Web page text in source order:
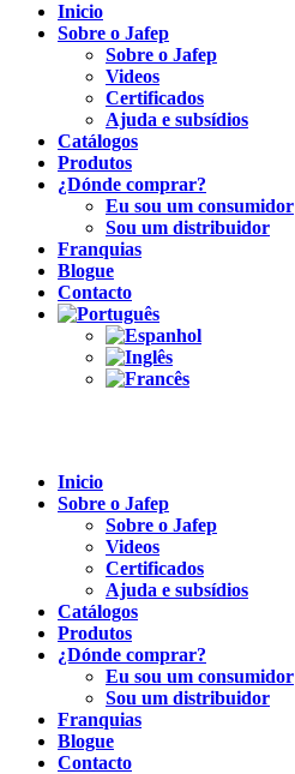
Inicio
Sobre o Jafep
Sobre o Jafep
Videos
Certificados
Ajuda e subsídios
Catálogos
Produtos
¿Dónde comprar?
Eu sou um consumidor
Sou um distribuidor
Franquias
Blogue
Contacto
Inicio
Sobre o Jafep
Sobre o Jafep
Videos
Certificados
Ajuda e subsídios
Catálogos
Produtos
¿Dónde comprar?
Eu sou um consumidor
Sou um distribuidor
Franquias
Blogue
Contacto